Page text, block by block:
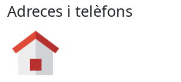
Adreces i telèfons